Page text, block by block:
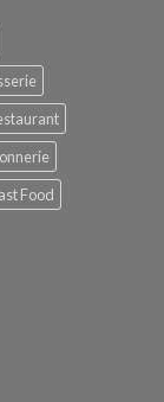
Food